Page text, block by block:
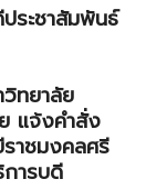
ระชาสัมพันธ์
ทยาลัย
แจ้งคำสั่ง
ราชมงคลศรี
ารบดี